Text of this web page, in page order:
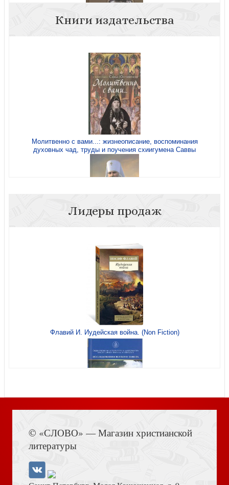
Память сердца. Материалы к биографии архимандрита
Иоанна (Крестьянкина)
Память сердца (мягк. пер)
Воспоминание о Промысле Божием, милующим нас, не
понимающих Его любви
Память сердца (мягк. пер)
Книги издательства
Молитвенно с вами...: жизнеописание, воспоминания
духовных чад, труды и поучения схиигумена Саввы
Божьи люди
Сочинение студента III МДА священника
И.Крестьянкина по истории Русской Церкви
Отчина. Увлекательная повесть об истории Псковской
Лидеры продаж
Флавий И. Иудейская война. (Non Fiction)
© «СЛОВО» — Магазин христианской
литературы